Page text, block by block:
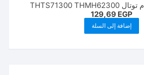
129,69 EGP
إضافة إلى السلة